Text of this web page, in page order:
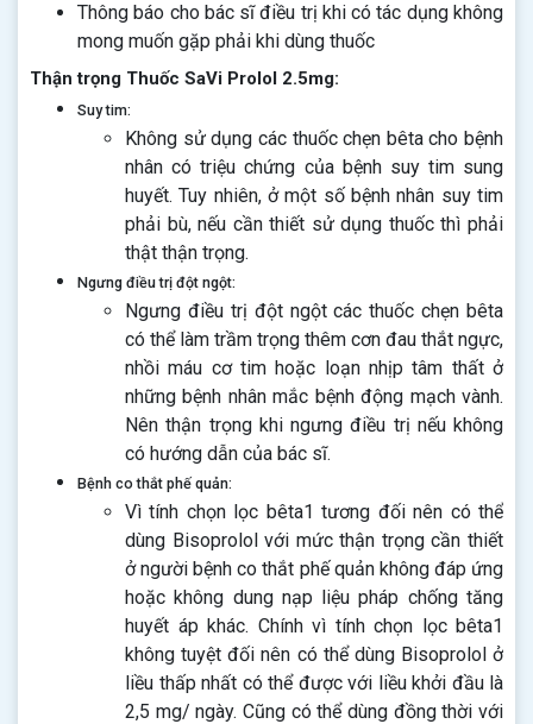
Thông báo cho bác sĩ điều trị khi có tác dụng không
mong muốn gặp phải khi dùng thuốc
Thận trọng Thuốc SaVi Prolol 2.5mg:
Suy tim:
Không sử dụng các thuốc chẹn bêta cho bệnh
nhân có triệu chứng của bệnh suy tim sung
huyết. Tuy nhiên, ở một số bệnh nhân suy tim
phải bù, nếu cần thiết sử dụng thuốc thì phải
thật thận trọng.
Ngưng điều trị đột ngột:
Ngưng điều trị đột ngột các thuốc chẹn bêta
có thể làm trầm trọng thêm cơn đau thắt ngực,
nhồi máu cơ tim hoặc loạn nhịp tâm thất ở
những bệnh nhân mắc bệnh động mạch vành.
Nên thận trọng khi ngưng điều trị nếu không
có hướng dẫn của bác sĩ.
Bệnh co thắt phế quản:
Vì tính chọn lọc bêta1 tương đối nên có thể
dùng Bisoprolol với mức thận trọng cần thiết
ở người bệnh co thắt phế quản không đáp ứng
hoặc không dung nạp liệu pháp chống tăng
huyết áp khác. Chính vì tính chọn lọc bêta1
không tuyệt đối nên có thể dùng Bisoprolol ở
liều thấp nhất có thể được với liều khởi đầu là
2,5 mg/ ngày. Cũng có thể dùng đồng thời với